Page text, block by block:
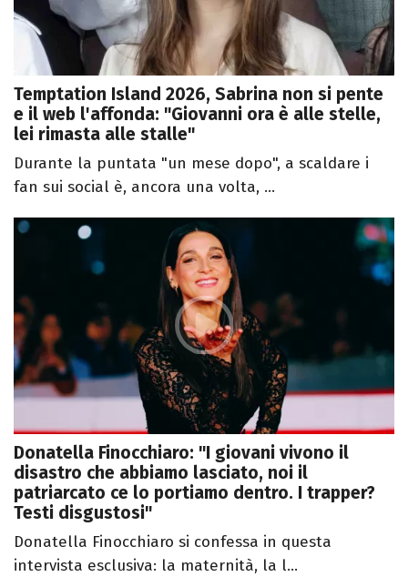
Temptation Island 2026, Sabrina non si pente
e il web l'affonda: "Giovanni ora è alle stelle,
lei rimasta alle stalle"
Durante la puntata "un mese dopo", a scaldare i
fan sui social è, ancora una volta, ...
Donatella Finocchiaro: "I giovani vivono il
disastro che abbiamo lasciato, noi il
patriarcato ce lo portiamo dentro. I trapper?
Testi disgustosi"
Donatella Finocchiaro si confessa in questa
intervista esclusiva: la maternità, la l...